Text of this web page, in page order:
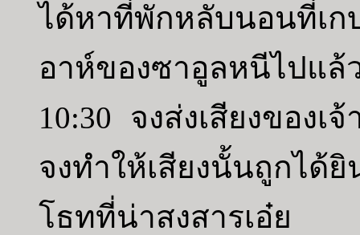
ได้หาที่พักหลับนอนที่เ
อาห์ของซาอูลหนีไปแล้
10:30 จงส่งเสียงของ
จงทำให้เสียงนั้นถูกไ
โธทที่น่าสงสารเอ๋ย